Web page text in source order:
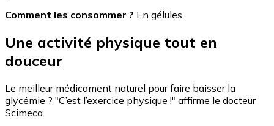
Comment les consommer ? En gélules.
Une activité physique tout en
douceur
Le meilleur médicament naturel pour faire baisser la
glycémie ? "C’est l’exercice physique !" affirme le docteur
Scimeca.